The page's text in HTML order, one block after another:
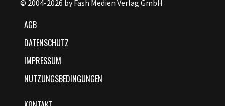
© 2004-2026 by Fash Medien Verlag GmbH
AGB
DATENSCHUTZ
IMPRESSUM
NUTZUNGSBEDINGUNGEN